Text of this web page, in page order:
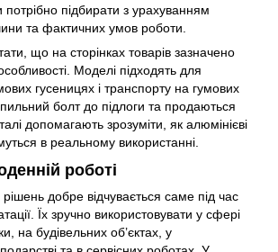
потрібно підбирати з урахуванням
та фактичних умов роботи.
що на сторінках товарів зазначено
Моделі підходять для
гусеницях і транспорту на гумових
болт до підлоги та продаються
допомагають зрозуміти, як алюмінієві
в реальному використанні.
роботі
рішень добре відчувається саме під час
Їх зручно використовувати у сфері
на будівельних об’єктах, у